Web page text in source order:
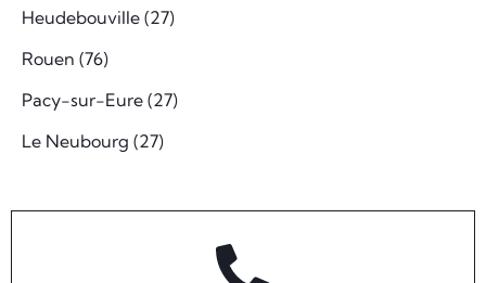
Heudebouville (27)
Rouen (76)
Pacy-sur-Eure (27)
Le Neubourg (27)